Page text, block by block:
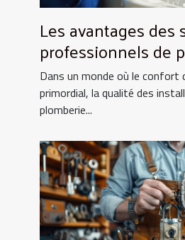
Les avantages des
professionnels de
pour votre foyer
Dans un monde où le confort
primordial, la qualité des
plomberie...